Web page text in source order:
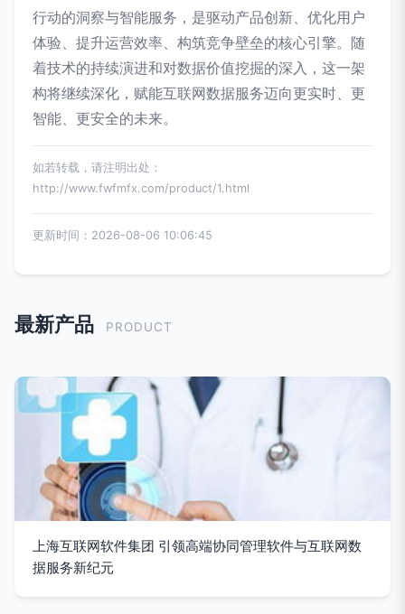
行动的洞察与智能服务，是驱动产品创新、优化用户
体验、提升运营效率、构筑竞争壁垒的核心引擎。随
着技术的持续演进和对数据价值挖掘的深入，这一架
构将继续深化，赋能互联网数据服务迈向更实时、更
智能、更安全的未来。
如若转载，请注明出处：
http://www.fwfmfx.com/product/1.html
更新时间：2026-08-06 10:06:45
最新产品 PRODUCT
上海互联网软件集团 引领高端协同管理软件与互联网数
据服务新纪元